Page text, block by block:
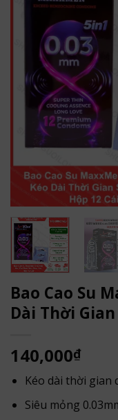
Bao Cao Su
Dài Thời
140,000₫
Kéo dài thời gian
Siêu mỏng